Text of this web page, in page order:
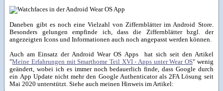
Daneben gibt es noch eine Vielzahl von Ziffernblätter im Android Store.
Besonders gelungen empfinde ich, dass die Ziffernblätter bzgl. der
angezeigten Icons und Informationen auch noch angepasst werden können.
Auch am Einsatz der Android Wear OS Apps hat sich seit den Artikel
"Meine Erfahrungen mit Smarthome Teil XVI - Apps unter Wear OS" wenig
geändert, wobei ich es immer noch bedauerlich finde, dass Google durch
ein App Update nicht mehr den Google Authenticator als 2FA Lösung seit
Mai 2020 unterstützt. Siehe auch meinen Hinweis im Artikel: